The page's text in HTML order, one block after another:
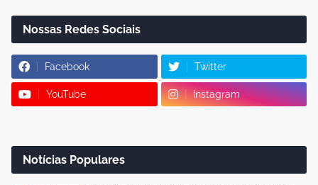
Nossas Redes Sociais
Facebook Twitter
YouTube Instagram
Notícias Populares